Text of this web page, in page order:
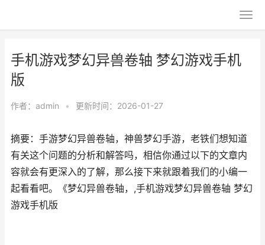
手机游戏梦幻异兽卷轴 梦幻游戏手机
版
作者： admin • 更新时间：2026-01-27
摘要：手游梦幻异兽卷轴，神兽梦幻手游，老铁们想知道
有关这个问题的分析和解答吗，相信你通过以下的文章内
容就会有更深入的了解，那么接下来就跟着我们的小编一
起看看吧。《梦幻异兽卷轴，,手机游戏梦幻异兽卷轴 梦幻
游戏手机版